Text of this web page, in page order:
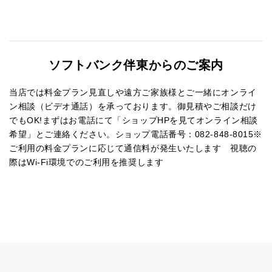
ソフトバンク伴東からのご案内
当店では料金プラン見直しや遠方ご家族様とご一緒にオンライ
ン相談（ビデオ通話）を承っております。御見積やご相談だけ
でもOK!まずはお電話にて「ショップHPを見てオンライン相談
希望」とご連絡ください。ショップ電話番号：082-848-8015※
ご利用の料金プランに応じて通信料が発生いたします 視聴の
際はWi-Fi環境でのご利用を推奨します